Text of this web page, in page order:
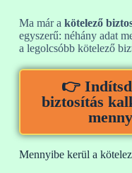
Ma már a kötelező
egyszerű: néhány adat
a legolcsóbb kötelező
👉 Indítsd
biztosítás
Mennyibe kerül a